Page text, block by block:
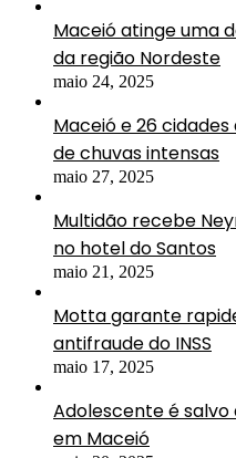
Maceió atinge uma
da região Nordeste
maio 24, 2025
Maceió e 26
de chuvas intensas
maio 27, 2025
Multidão recebe
no hotel do Santos
maio 21, 2025
Motta garante
antifraude do INSS
maio 17, 2025
Adolescente é
em Maceió